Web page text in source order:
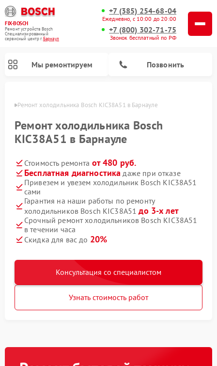
FIX-BOSCH
Ремонт устройств Bosch
Специализированный
cервисный центр г.Барнаул
+7 (385) 254-68-04
Ежедневно, с 10:00 до 20:00
+7 (800) 302-71-75
Звонок бесплатный по РФ
Мы ремонтируем Позвонить
Ремонт холодильника Bosch KIC38A51 в Барнауле
Ремонт холодильника Bosch
KIC38A51 в Барнауле
Стоимость ремонта от 480 руб.
Бесплатная диагностика даже при отказе
Привезем и увезем холодильник Bosch KIC38A51
сами
Гарантия на наши работы по ремонту
холодильников Bosch KIC38A51до 3-х лет
Срочный ремонт холодильников Bosch KIC38A51
в течении часа
Скидка для вас до 20%
Консультация со специалистом
Узнать стоимость работ